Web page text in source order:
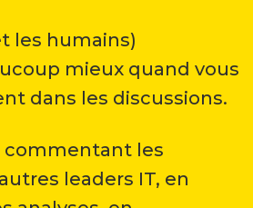
les humains)
mieux quand vous
dans les discussions.
commentant les
leaders IT, en